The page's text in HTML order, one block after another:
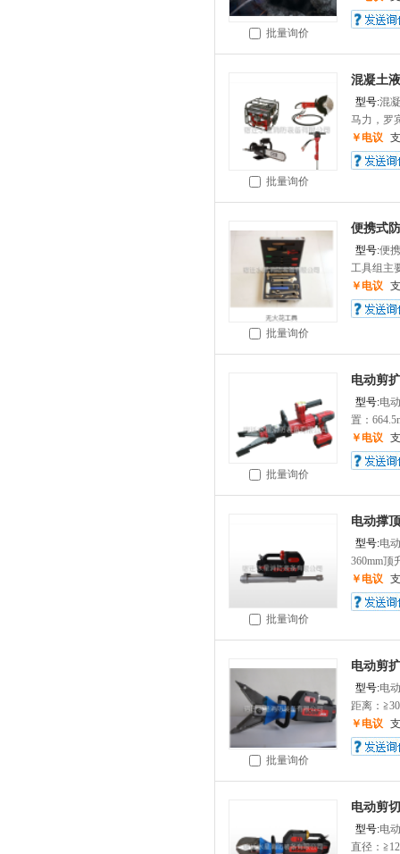
批量询价
批量询价
混凝土
型号:混
马力，罗
￥电议
批量询价
便携式
型号:便
工具组主
￥电议
批量询价
电动剪
型号:电
置：
￥电议
批量询价
电动撑
型号:电
360mm顶
￥电议
批量询价
电动剪
型号:电
距离：
￥电议
电动剪
型号:电
直径：